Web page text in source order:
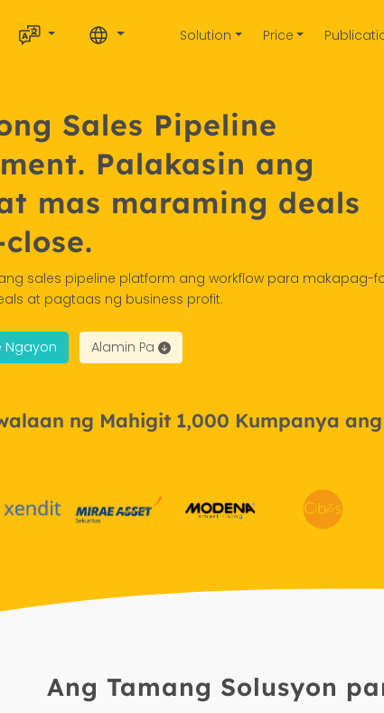
Solution Price
Sales Pipeline
Palakasin ang
mas maraming deals
sales pipeline platform ang workflow para makapag-
at pagtaas ng business profit.
Ngayon Alamin Pa
ng Mahigit 1,000 Kumpanya ang
Ang Tamang Solusyon